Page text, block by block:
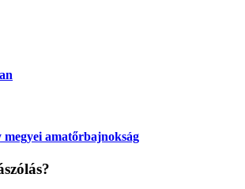
megyei amatőrbajnokság